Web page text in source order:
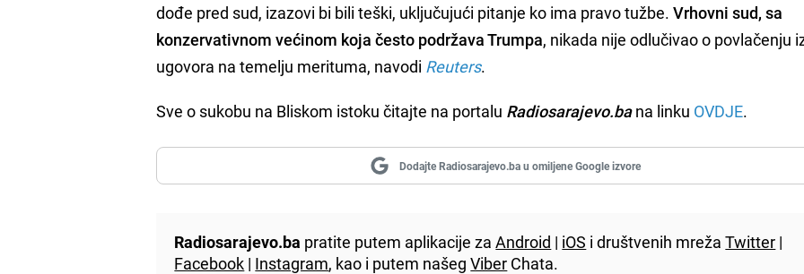
dođe pred sud, izazovi bi bili teški, uključujući pitanje ko ima pravo tužbe.Vrhovni sud, sa
konzervativnom većinom koja često podržava Trumpa, nikada nije odlučivao o povlačenju
ugovora na temelju merituma, navodi Reuters.
Sve o sukobu na Bliskom istoku čitajte na portalu Radiosarajevo.bana linku OVDJE.
Dodajte Radiosarajevo.ba u omiljene Google izvore
Radiosarajevo.ba pratite putem aplikacije zaAndroid | iOS i društvenih mrežaTwitter |
Facebook | Instagram, kao i putem našegViber Chata.